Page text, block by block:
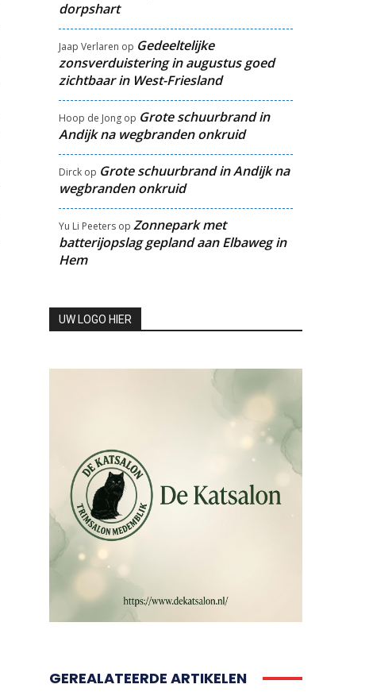
dorpshart
Jaap Verlaren op Gedeeltelijke
zonsverduistering in augustus goed
zichtbaar in West-Friesland
Hoop de Jongop Grote schuurbrand in
Andijk na wegbranden onkruid
Dirckop Grote schuurbrand in Andijk na
wegbranden onkruid
Yu Li Peetersop Zonnepark met
batterijopslag gepland aan Elbaweg in
Hem
UW LOGO HIER
GEREALATEERDE ARTIKELEN